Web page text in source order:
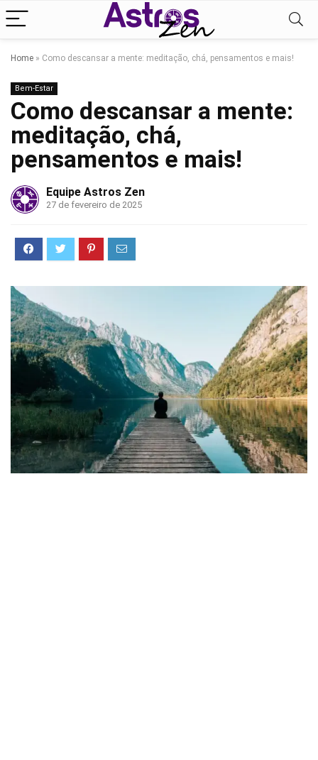
Home » Como descansar a mente: meditação, chá, pensamentos e mais!
Bem-Estar
Como descansar a mente:
meditação, chá,
pensamentos e mais!
Equipe Astros Zen
27 de fevereiro de 2025